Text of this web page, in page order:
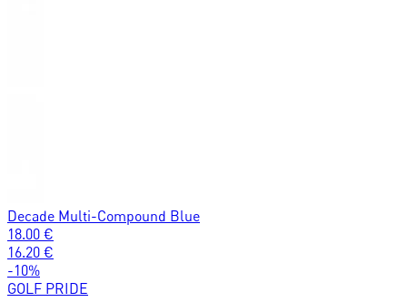
Decade Multi-Compound Blue
18.00 €
16.20 €
-10%
GOLF PRIDE